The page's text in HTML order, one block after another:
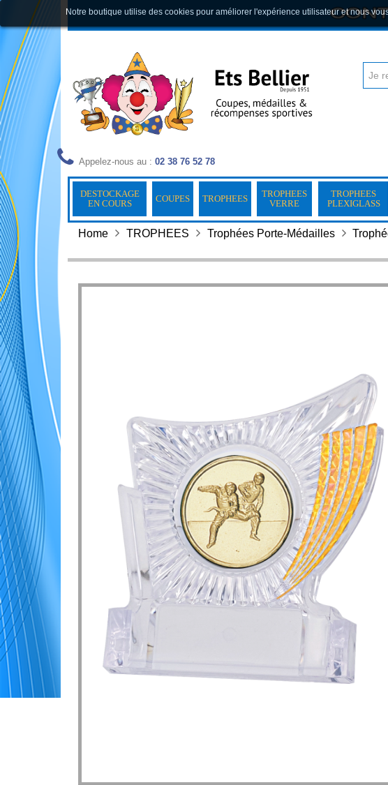
Appelez-nous au : 02 38 76 52 78
DESTOCKAGE
EN COURS
COUPES TROPHEES
TROPHEES
VERRE
TROPHEES
PLEXIGLASS
Notre boutique utilise des cookies pour améliorer l'expérience utilisateur et nous
Home TROPHEES Trophées Porte-Médailles